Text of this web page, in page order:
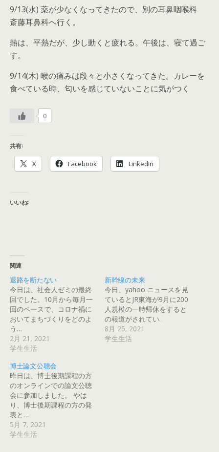
9/13(水) 薬が少なくなってきたので、別の耳鼻咽喉科
斎藤耳鼻科へ行く。
熱は、平熱だが、少し動くと疲れる。午後は、寝て過ご
す。
9/14(木) 喉の痛みは段々と小さくなってきた。カレーを
食べている時、匂いを感じていないことに気がつく
0
共有:
X Facebook LinkedIn
いいね:
関連
退路を断たない
今日は、社会人ゼミの最終
回でした。10月から毎月一
回のペースで、コロナ禍に
おいてまちづくりをどのよ
う…
2月 21, 2021
学生生活
新幹線の未来
今日、yahoo ニュースを見
ているとJR東海が9月に200
人規模の一時帰休をすると
の報道がされてい…
8月 25, 2021
学生生活
博士論文公聴会
昨日は、博士後期課程の方
のオンラインでの論文公聴
会に参加しました。 やは
り、博士後期課程の方の発
表と…
5月 7, 2021
学生生活